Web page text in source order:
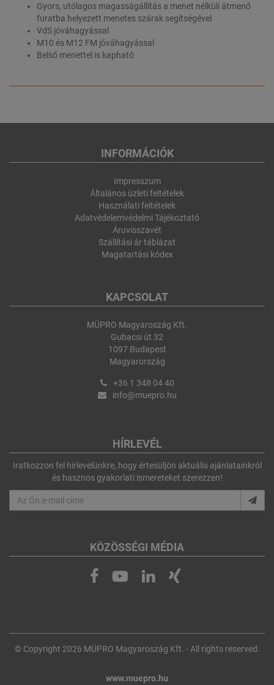
Gyors, utólagos magasságállítás a menet nélküli átmenő
furatba helyezett menetes szárak segítségével
VdS jóváhagyással
M10 és M12 FM jóváhagyással
Belső menettel is kapható
INFORMÁCIÓK
Impresszum
Általános üzleti feltételek
Használati feltételek
Adatvédelemvédelmi Tájékoztató
Áruvisszavét
Szállítási ár táblázat
Magatartási kódex
KAPCSOLAT
MÜPRO Magyaroszág Kft.
Gubacsi út 32
1097 Budapest
Magyarország
+36 1 348 04 40
info@muepro.hu
HÍRLEVÉL
Iratkozzon fel hírlevelünkre, hogy értesüljön aktuális ajánlatainkról
és hasznos gyakorlati ismereteket szerezzen!
KÖZÖSSÉGI MÉDIA
© Copyright 2026 MÜPRO Magyaroszág Kft. - All rights reserved.
www.muepro.hu